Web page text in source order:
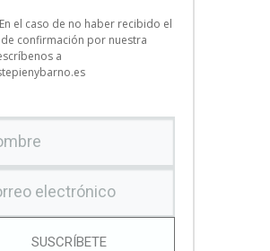
el caso de no haber recibido el
confirmación por nuestra
a
SUSCRÍBETE